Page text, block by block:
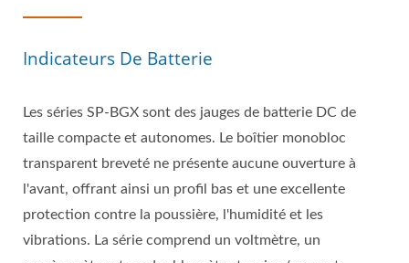
Indicateurs De Batterie
Les séries SP-BGX sont des jauges de batterie DC de
taille compacte et autonomes. Le boîtier monobloc
transparent breveté ne présente aucune ouverture à
l'avant, offrant ainsi un profil bas et une excellente
protection contre la poussière, l'humidité et les
vibrations. La série comprend un voltmètre, un